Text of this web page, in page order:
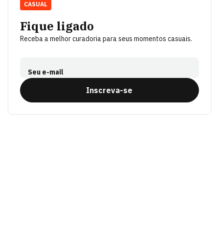
Fique ligado
Receba a melhor curadoria para seus momentos casuais.
Seu e-mail
Inscreva-se
CASUAL